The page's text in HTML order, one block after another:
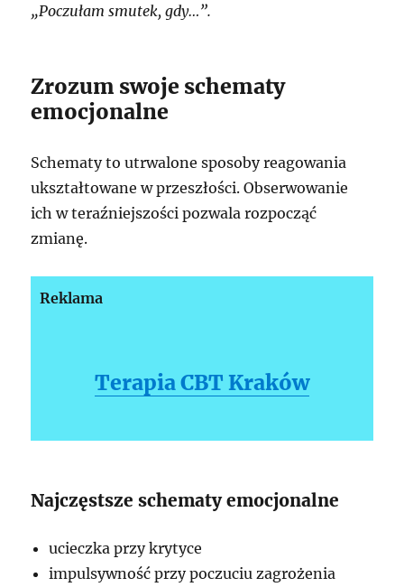
„Poczułam smutek, gdy…”.
Zrozum swoje schematy
emocjonalne
Schematy to utrwalone sposoby reagowania
ukształtowane w przeszłości. Obserwowanie
ich w teraźniejszości pozwala rozpocząć
zmianę.
Reklama
Terapia CBT Kraków
Najczęstsze schematy emocjonalne
ucieczka przy krytyce
impulsywność przy poczuciu zagrożenia